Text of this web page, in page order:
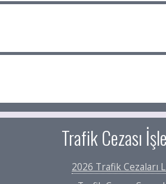
Trafik Cezası
2026 Trafik Cezaları